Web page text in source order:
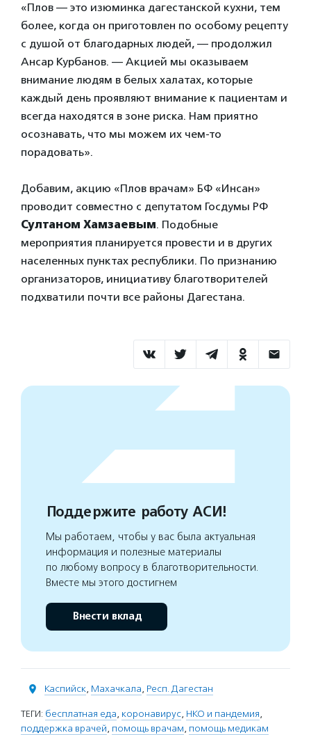
«Плов — это изюминка дагестанской кухни, тем
более, когда он приготовлен по особому рецепту
с душой от благодарных людей, — продолжил
Ансар Курбанов. — Акцией мы оказываем
внимание людям в белых халатах, которые
каждый день проявляют внимание к пациентам и
всегда находятся в зоне риска. Нам приятно
осознавать, что мы можем их чем-то
порадовать».
Добавим, акцию «Плов врачам» БФ «Инсан»
проводит совместно с депутатом Госдумы РФ
Султаном Хамзаевым. Подобные
мероприятия планируется провести и в других
населенных пунктах республики. По признанию
организаторов, инициативу благотворителей
подхватили почти все районы Дагестана.
Поддержите работу АСИ!
Мы работаем, чтобы у вас была актуальная
информация и полезные материалы
по любому вопросу в благотворительности.
Вместе мы этого достигнем
Внести вклад
Каспийск, Махачкала, Респ. Дагестан
ТЕГИ: бесплатная еда, коронавирус, НКО и пандемия,
поддержка врачей, помощь врачам, помощь медикам